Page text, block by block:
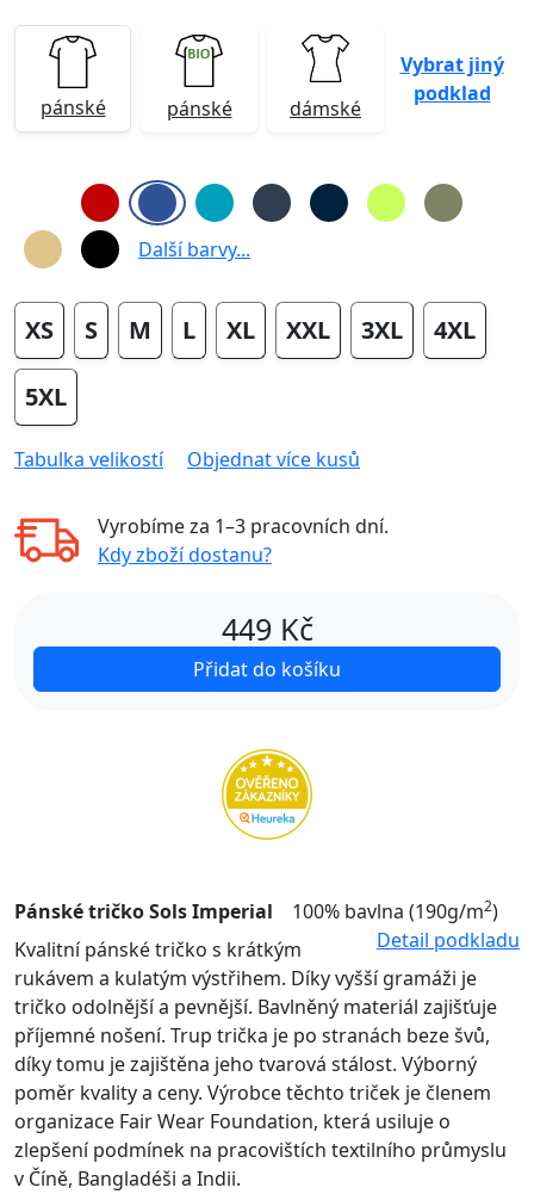
pánské pánské dámské
Vybrat jiný
podklad
Další barvy...
XS S M L XL XXL 3XL 4XL
5XL
Tabulka velikostí Objednat více kusů
Vyrobíme za 1–3 pracovních dní.
Kdy zboží dostanu?
449 Kč
Přidat do košíku
Pánské tričko Sols Imperial 100% bavlna (190g/m2)
Detail podkladu
Kvalitní pánské tričko s krátkým
rukávem a kulatým výstřihem. Díky vyšší gramáži je
tričko odolnější a pevnější. Bavlněný materiál zajišťuje
příjemné nošení. Trup trička je po stranách beze švů,
díky tomu je zajištěna jeho tvarová stálost. Výborný
poměr kvality a ceny. Výrobce těchto triček je členem
organizace Fair Wear Foundation, která usiluje o
zlepšení podmínek na pracovištích textilního průmyslu
v Číně, Bangladéši a Indii.